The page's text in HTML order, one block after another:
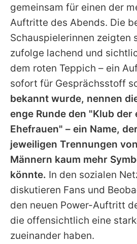
Jobs
App
Team
Redaktionelle
Impressum
Utiq
gemeinsam für einen der
Auftritte des Abends. Die
Schauspielerinnen zeigten
zufolge lachend und
dem roten Teppich – ein
sofort für Gesprächsstoff
bekannt wurde, nennen
enge Runde den "Klub der
Ehefrauen" – ein Name,
jeweiligen Trennungen
Männern kaum mehr
könnte. In den sozialen
diskutieren Fans und
den neuen Power-Auftritt
die offensichtlich eine
zueinander haben.